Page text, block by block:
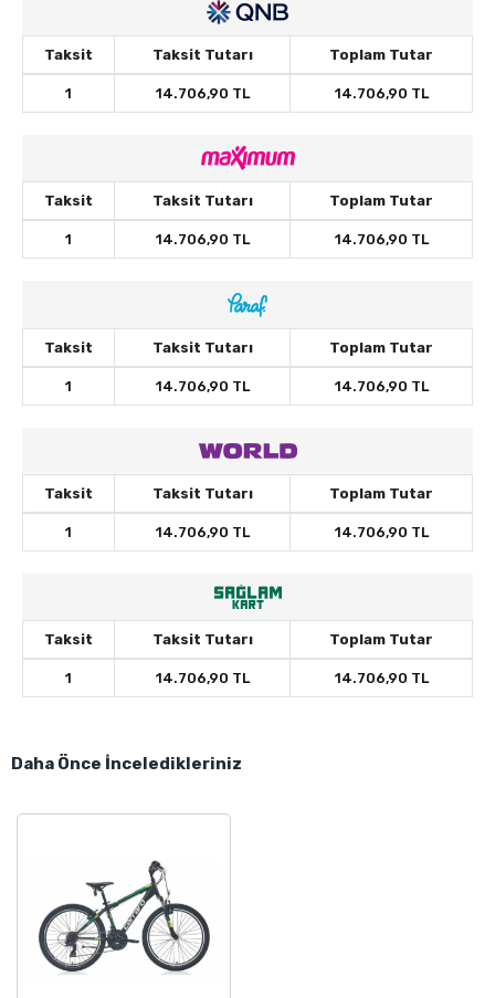
Taksit Taksit Tutarı Toplam Tutar
1 14.706,90 TL 14.706,90 TL
Taksit Taksit Tutarı Toplam Tutar
1 14.706,90 TL 14.706,90 TL
Taksit Taksit Tutarı Toplam Tutar
1 14.706,90 TL 14.706,90 TL
Taksit Taksit Tutarı Toplam Tutar
1 14.706,90 TL 14.706,90 TL
Taksit Taksit Tutarı Toplam Tutar
1 14.706,90 TL 14.706,90 TL
Daha Önce İnceledikleriniz